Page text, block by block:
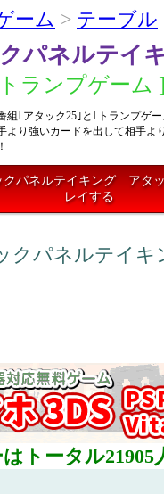
ーム > テーブル
クパネルテ
ランプゲーム
組｢アタック25｣と｢トランプゲ
より強いカードを出して相手よ
クパネルテイキング アタ
レイする
クパネルテイ
トータル21905